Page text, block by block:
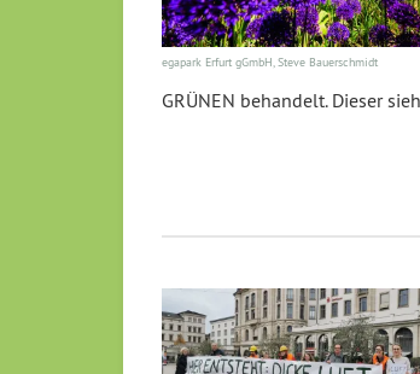
egapark Erfurt gGmbH, Steve Bauerschmidt
GRÜNEN behandelt. Dieser